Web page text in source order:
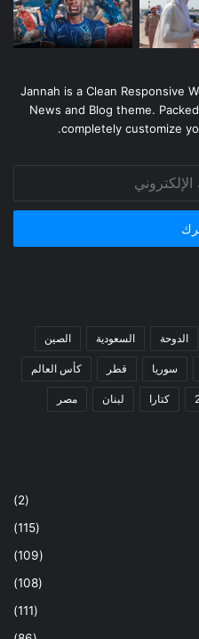
Jannah is a Clean Responsive
News and Blog theme.
completely customize
الدوحة السعودية الصين
سوريا قطر كأس العالم
كتارا لبنان مصر
(2)
(115)
(109)
(108)
(111)